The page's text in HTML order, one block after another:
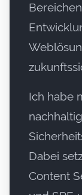
Ich habe
Dabei
Content